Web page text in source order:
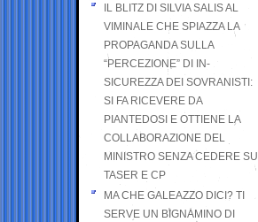
IL BLITZ DI SILVIA SALIS AL
VIMINALE CHE SPIAZZA LA
PROPAGANDA SULLA
“PERCEZIONE” DI IN-
SICUREZZA DEI SOVRANISTI:
SI FA RICEVERE DA
PIANTEDOSI E OTTIENE LA
COLLABORAZIONE DEL
MINISTRO SENZA CEDERE SU
TASER E CP
MA CHE GALEAZZO DICI? TI
SERVE UN BIGNAMINO DI